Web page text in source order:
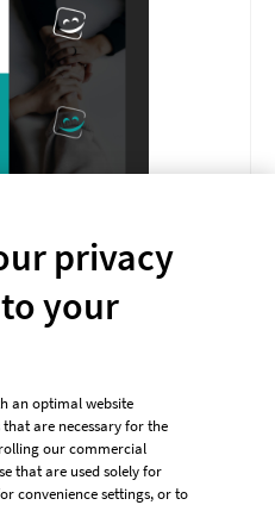
privacy
your
an optimal website
that are necessary for the
our commercial
that are used solely for
convenience settings, or to